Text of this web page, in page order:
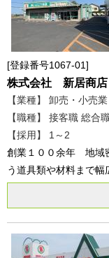
登録番号1067-01
株式会社 新居商店
【業種】 卸売・小売業
【職種】 接客職 総合
【採用】 1～2
創業１００余年 地域
う道具類や材料まで幅